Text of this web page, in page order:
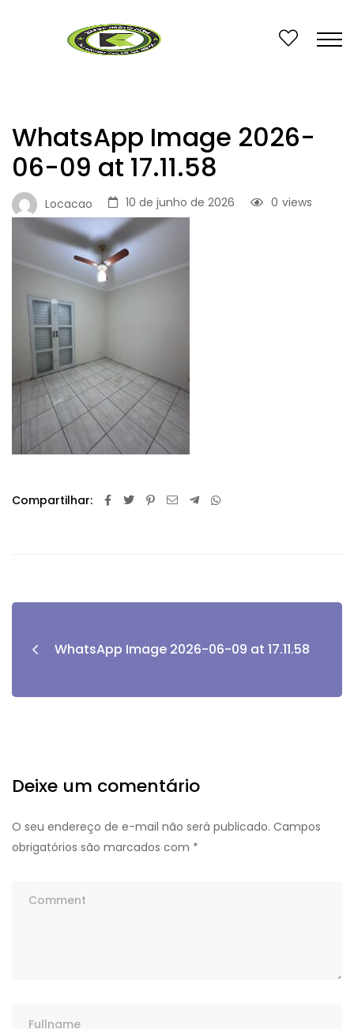
WhatsApp Image 2026-
06-09 at 17.11.58
Locacao 10 de junho de 2026 views
0
Compartilhar:
WhatsApp Image 2026-06-09 at 17.11.58
Deixe um comentário
O seu endereço de e-mail não será publicado. Campos
obrigatórios são marcados com *